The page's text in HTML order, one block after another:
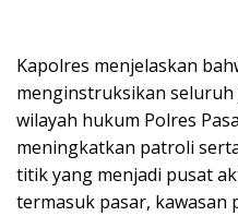
Kapolres menjelaskan
menginstruksikan
wilayah hukum Polres
meningkatkan patroli
titik yang menjadi pusat
termasuk pasar, kawasan